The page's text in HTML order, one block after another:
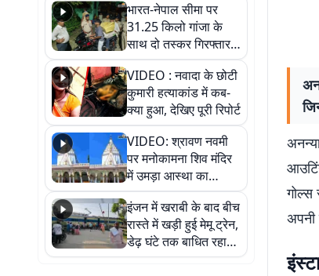
भारत-नेपाल सीमा पर
31.25 किलो गांजा के
साथ दो तस्कर गिरफ्तार,
नेपाली नंबर की बाइक
जब्त
VIDEO : नवादा के छोटी
कुमारी हत्याकांड में कब-
क्या हुआ, देखिए पूरी रिपोर्ट
VIDEO: श्रावण नवमी
पर मनोकामना शिव मंदिर
में उमड़ा आस्था का
सैलाब, हर-हर महादेव के
जयघोष से गूंजा परिसर
इंजन में खराबी के बाद बीच
रास्ते में खड़ी हुई मेमू ट्रेन,
डेढ़ घंटे तक बाधित रहा
आवागमन
गोल्स
अपनी